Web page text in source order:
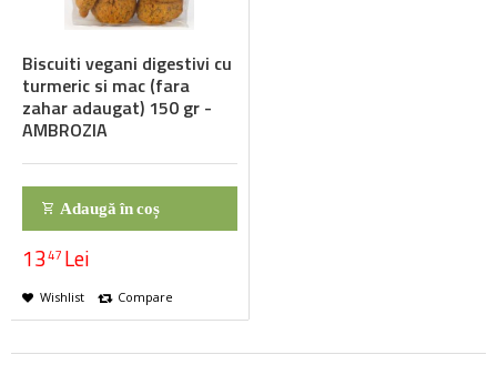
Biscuiti vegani digestivi cu
turmeric si mac (fara
zahar adaugat) 150 gr -
AMBROZIA
Adaugă în coș
1347 Lei
Wishlist Compare